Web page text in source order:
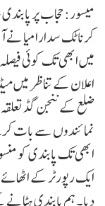
میسور: حجاب پر
کرناٹک سدارامیا نے
میں ابھی تک کوئی
اعلان کے تناظر میں
ضلع کے ننجن گڈ
نمائندوں سے بات
ابھی تک پابندی کو
ایک رپورٹر کے
دیا۔ ہم پابندی